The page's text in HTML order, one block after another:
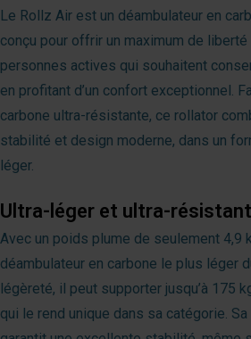
Le Rollz Air est un déambulateur en
conçu pour offrir un maximum de
personnes actives qui souhaitent
en profitant d’un confort exceptionnel.
carbone ultra-résistante, ce rollator
stabilité et design moderne, dans un
léger.
Ultra-léger et ultra-résistant
Avec un poids plume de seulement 4,9
déambulateur en carbone le plus léger
légèreté, il peut supporter jusqu’à 175
qui le rend unique dans sa catégorie.